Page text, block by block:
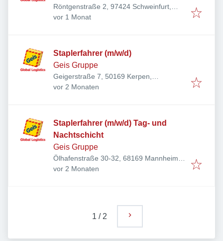
Röntgenstraße 2, 97424 Schweinfurt,
Deutschland
Veröffentlicht
vor 1 Monat
Staplerfahrer (m/w/d)
Geis Gruppe
Geigerstraße 7, 50169 Kerpen,
Deutschland
Veröffentlicht:
vor 2 Monaten
Staplerfahrer (m/w/d) Tag- und
Nachtschicht
Geis Gruppe
Ölhafenstraße 30-32, 68169 Mannheim,
Deutschland
Veröffentlicht:
vor 2 Monaten
1 / 2